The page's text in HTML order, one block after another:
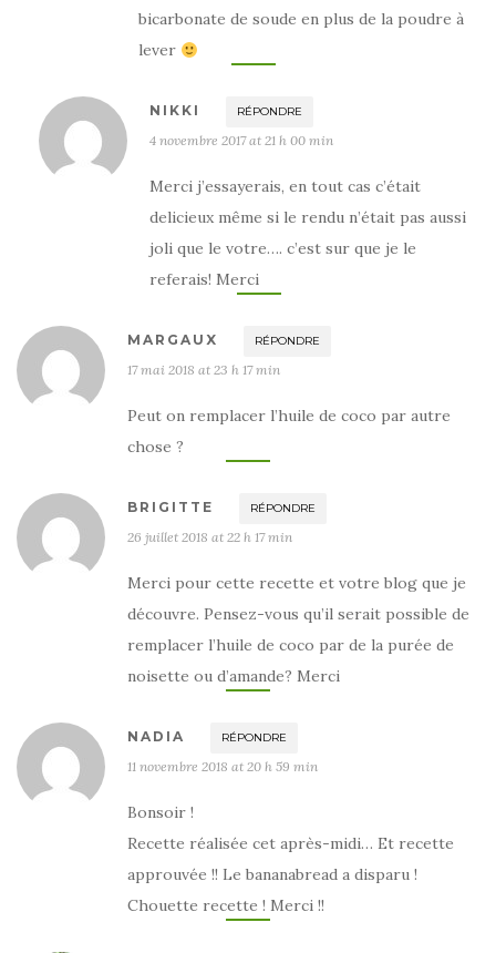
bicarbonate de soude en plus de la poudre à
lever
NIKKI RÉPONDRE
4 novembre 2017 at 21 h 00 min
Merci j’essayerais, en tout cas c’était
delicieux même si le rendu n’était pas aussi
joli que le votre…. c’est sur que je le
referais! Merci
MARGAUX RÉPONDRE
17 mai 2018 at 23 h 17 min
Peut on remplacer l’huile de coco par autre
chose ?
BRIGITTE RÉPONDRE
26 juillet 2018 at 22 h 17 min
Merci pour cette recette et votre blog que je
découvre. Pensez-vous qu’il serait possible de
remplacer l’huile de coco par de la purée de
noisette ou d’amande? Merci
NADIA RÉPONDRE
11 novembre 2018 at 20 h 59 min
Bonsoir !
Recette réalisée cet après-midi… Et recette
approuvée !! Le bananabread a disparu !
Chouette recette ! Merci !!